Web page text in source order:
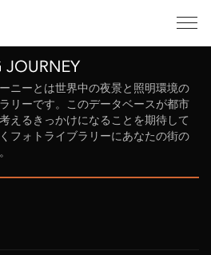
ニーとは世界中の夜景と照明環境の
リーです。このデータベースが都市
えるきっかけになることを期待して
フォトライブラリーにあなたの街の